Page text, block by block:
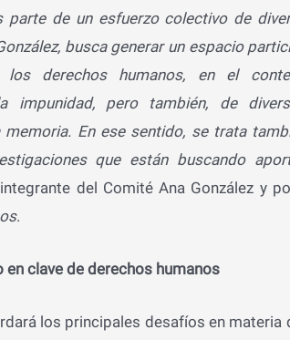
parte de un esfuerzo colectivo de
busca generar un espacio
los derechos humanos, en el
impunidad, pero también, de
memoria. En ese sentido, se trata
que están buscando
del Comité Ana González y
.
en clave de derechos humanos
los principales desafíos en materia